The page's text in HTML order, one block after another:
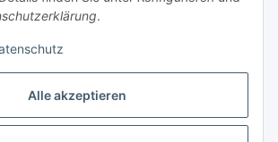
Alle akzeptieren
.